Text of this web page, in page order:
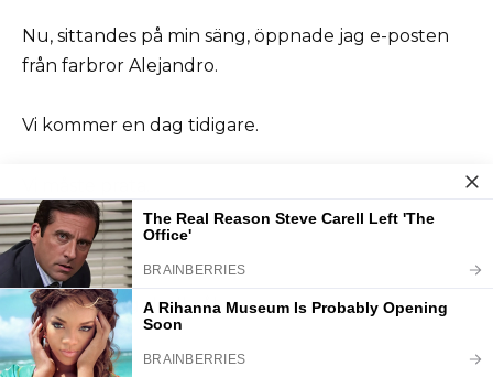
Nu, sittandes på min säng, öppnade jag e-posten
från farbror Alejandro.
Vi kommer en dag tidigare.
Imorgon.
Precis när jag skulle åka.
Jag log.